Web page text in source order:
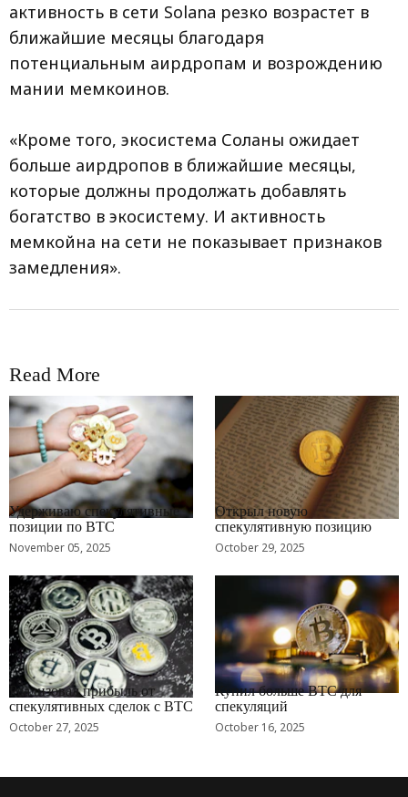
активность в сети Solana резко возрастет в
ближайшие месяцы благодаря
потенциальным аирдропам и возрождению
мании мемкоинов.
«Кроме того, экосистема Соланы ожидает
больше аирдропов в ближайшие месяцы,
которые должны продолжать добавлять
богатство в экосистему. И активность
мемкойна на сети не показывает признаков
замедления».
Read More
RRCNEWS_RU
Удерживаю спекулятивные
позиции по BTC
November 05, 2025
RRCNEWS_RU
Открыл новую
спекулятивную позицию
October 29, 2025
RRCNEWS_RU
Реализовал прибыль от
спекулятивных сделок с BTC
October 27, 2025
RRCNEWS_RU
Купил больше BTC для
спекуляций
October 16, 2025